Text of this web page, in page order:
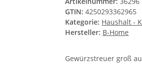
GTIN: 4250293362965
Kategorie: Haushalt -
Hersteller: B-Home
Gewürzstreuer groß